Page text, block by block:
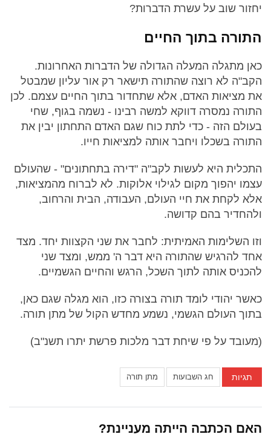
יחזור שוב על עשרת הדברות?
התורה בתוך החיים
כאן מתגלה המעלה הגדולה של הדברות האחרונות.
הקב"ה לא רוצה שהתורה תישאר רק אור עליון שמבטל
את מציאות האדם, אלא שתחדור בתוך החיים עצמם. לכן
התורה נמסרה דווקא למשה רבינו - נשמה בגוף, שחי
בעולם הזה - כדי לתת כוח שגם האדם התחתון יבין את
התורה בשכלו ויחבר אותה למציאות חייו.
התכלית היא לעשות לקב"ה "דירה בתחתונים" - שהעולם
עצמו יהפוך מקום לגילוי אלוקות. לא לברוח מהמציאות,
אלא לקחת את חיי העולם, העבודה, הבית והרחוב,
ולהחדיר בהם קדושה.
וזו השלימות האמיתית: לחבר את שני הקצוות יחד. מצד
אחד להרגיש שהתורה היא דבר ה' ממש, ומצד שני
להכניס אותה לתוך השכל, הרגש והחיים הגשמיים.
כאשר יהודי לומד תורה בצורה כזו, הוא מגלה שגם כאן,
בתוך העולם הגשמי, נשמע מחדש הקול של מתן תורה.
(מעובד על פי שיחת דבר מלכות פרשת יתרו תשנ"ב)
תגיות חג השבועות מתן תורה
האם הכתבה הייתה מעניינת?